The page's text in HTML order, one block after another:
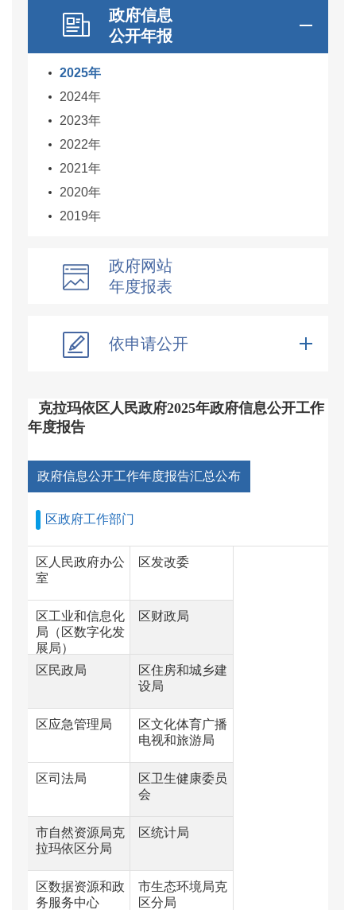
政府信息
公开年报
2025年
2024年
2023年
2022年
2021年
2020年
2019年
政府网站
年度报表
依申请公开
克拉玛依区人民政府2025年政府信息公开工作
年度报告
政府信息公开工作年度报告汇总公布
区政府工作部门
区人民政府办公
室
区发改委
区工业和信息化
局（区数字化发
展局）
区财政局
区民政局
区住房和城乡建
设局
区应急管理局
区文化体育广播
电视和旅游局
区司法局
区卫生健康委员
会
市自然资源局克
拉玛依区分局
区统计局
区数据资源和政
务服务中心
市生态环境局克
区分局